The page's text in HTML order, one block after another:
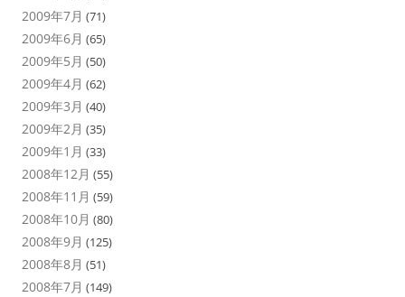
2009年7月 (71)
2009年6月 (65)
2009年5月 (50)
2009年4月 (62)
2009年3月 (40)
2009年2月 (35)
2009年1月 (33)
2008年12月 (55)
2008年11月 (59)
2008年10月 (80)
2008年9月 (125)
2008年8月 (51)
2008年7月 (149)